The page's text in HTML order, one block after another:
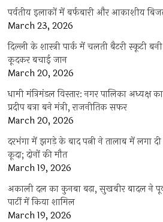
पर्वतीय इलाकों में बर्फबारी और आकाशीय
March 23, 2026
दिल्ली के शास्त्री पार्क में चलती बैटरी स्कूटी
कूदकर बचाई जान
March 20, 2026
धामी मंत्रिमंडल विस्तार: नगर पालिका अध्यक्ष
प्रदीप बत्रा बने मंत्री, राजनीतिक सफर
March 20, 2026
दरभंगा में झगड़े के बाद पत्नी ने तालाब में लगा
कूदा; दोनों की मौत
March 19, 2026
अकाली दल का कुनबा बढ़ा, सुखबीर बादल ने
पार्टी में किया शामिल
March 19, 2026